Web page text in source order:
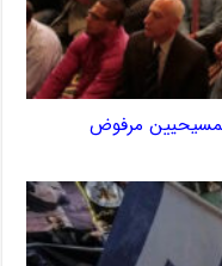
مرفوض